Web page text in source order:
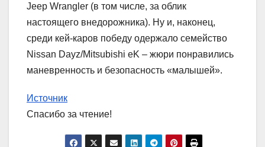
Jeep Wrangler (в том числе, за облик
настоящего внедорожника). Ну и, наконец,
среди кей-каров победу одержало семейство
Nissan Dayz/Mitsubishi eK – жюри понравились
маневренность и безопасность «малышей».
Источник
Спасибо за чтение!